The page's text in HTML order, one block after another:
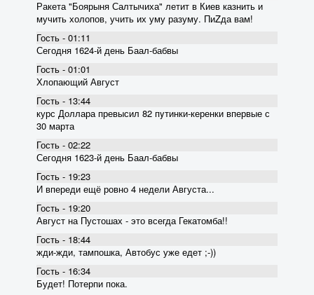
Ракета "Боярыня Салтычиха" летит в Киев казнить и
мучить холопов, учить их уму разуму. ПиZда вам!
Гость - 01:11
Сегодня 1624-й день Баал-бабвы
Гость - 01:01
Хлопающий Август
Гость - 13:44
курс Доллара превысил 82 пyтинки-керенки впервые с
30 марта
Гость - 02:22
Сегодня 1623-й день Баал-бабвы
Гость - 19:23
И впереди ещё ровно 4 недели Августа...
Гость - 19:20
Август на Пустошах - это всегда Гекатомба!!
Гость - 18:44
жди-жди, тампошка, Автобус уже едет ;-))
Гость - 16:34
Будет! Потерпи пока.